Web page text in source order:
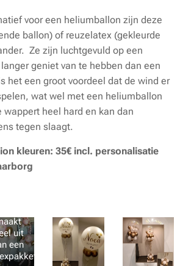
voor een heliumballon zijn deze
ballon) of reuzelatex (gekleurde
Ze zijn luchtgevuld op een
geniet van te hebben dan een
het een groot voordeel dat de wind er
wat wel met een heliumballon
wappert heel hard en kan dan
tegen slaagt.
kleuren: 35€ incl. personalisatie
uit
een